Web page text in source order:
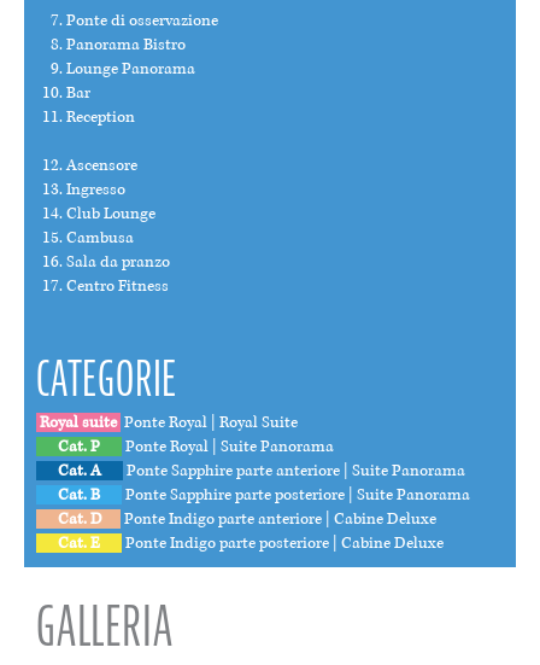
Ponte di osservazione
Panorama Bistro
Lounge Panorama
Bar
Reception
Ascensore
Ingresso
Club Lounge
Cambusa
Sala da pranzo
Centro Fitness
CATEGORIE
Royal suite Ponte Royal | Royal Suite
Cat. P
Ponte Royal | Suite Panorama
Cat. A
Ponte Sapphire parte anteriore | Suite Panorama
Cat. B
Ponte Sapphire parte posteriore | Suite Panorama
Cat. D
Ponte Indigo parte anteriore | Cabine Deluxe
Cat. E
Ponte Indigo parte posteriore | Cabine Deluxe
GALLERIA